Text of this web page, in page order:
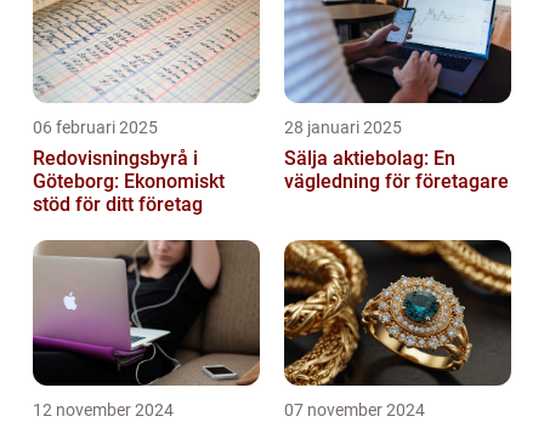
06 februari 2025
Redovisningsbyrå i
Göteborg: Ekonomiskt
stöd för ditt företag
28 januari 2025
Sälja aktiebolag: En
vägledning för företagare
12 november 2024 07 november 2024